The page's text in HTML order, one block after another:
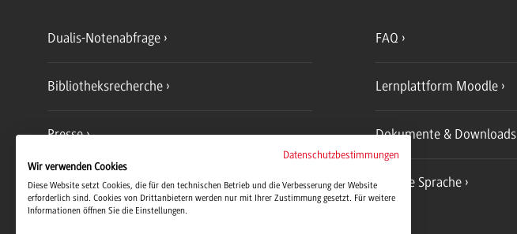
Dualis-Notenabfrage FAQ
Bibliotheksrecherche Lernplattform Moodle
Presse Dokumente & Downloads
Jobs und Karriere Leichte Sprache
Datenschutzbestimmungen
Wir verwenden Cookies
Diese Website setzt Cookies, die für den technischen Betrieb und die Verbesserung der Website
erforderlich sind. Cookies von Drittanbietern werden nur mit Ihrer Zustimmung gesetzt. Für weitere
Informationen öffnen Sie die Einstellungen.